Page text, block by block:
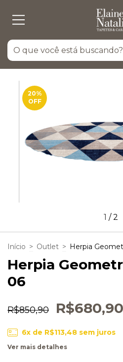
20%
OFF
1 /2
Início > Outlet > Herpia
Herpia
06
R$850,90 R$680,90
6x de R$113,48sem juros
Ver mais detalhes